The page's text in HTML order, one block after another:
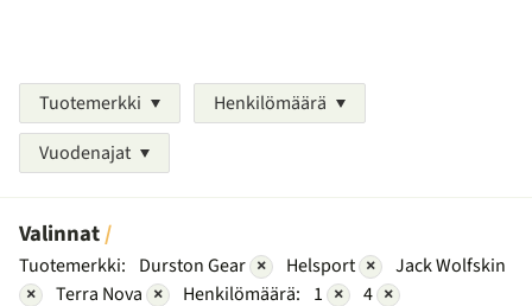
Tuotemerkki
Henkilömäärä
Vuodenajat
Valinnat
Tuotemerkki: Durston Gear × Helsport ×
Jack Wolfskin
×
Terra Nova × Henkilömäärä: 1 × 4 ×